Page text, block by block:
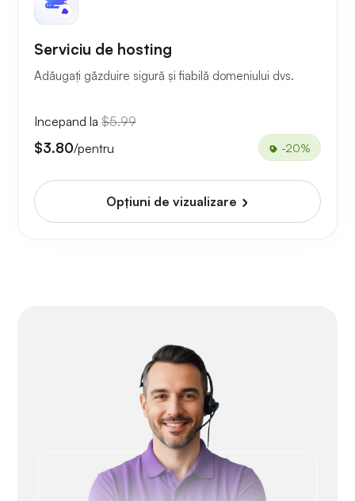
Serviciu de hosting
Adăugați găzduire sigură și fiabilă domeniului dvs.
Incepand la $5.99
$3.80/pentru -20%
Opțiuni de vizualizare